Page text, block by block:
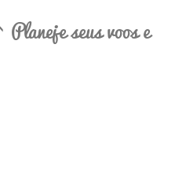
Planeje seus voos e